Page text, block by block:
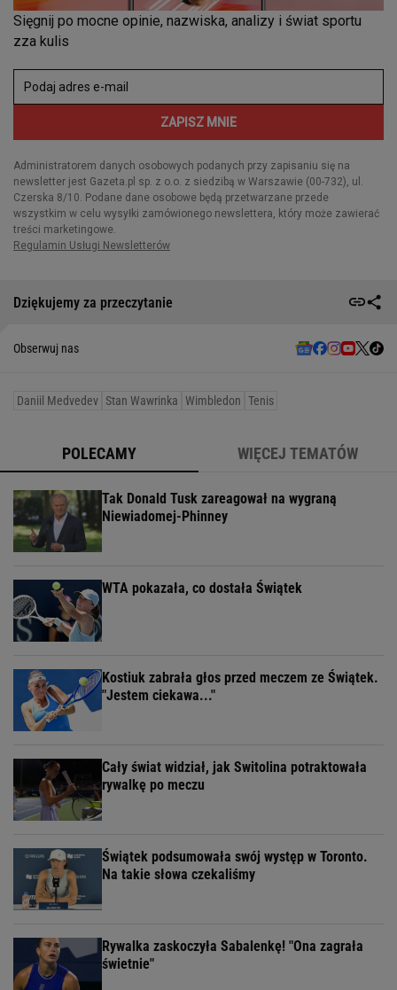
Dziękujemy za przeczytanie
Obserwuj nas
Daniil Medvedev Stan Wawrinka Wimbledon Tenis
POLECAMY WIĘCEJ TEMATÓW
Tak Donald Tusk zareagował na wygraną
Niewiadomej-Phinney
WTA pokazała, co dostała Świątek
Kostiuk zabrała głos przed meczem ze Świątek.
"Jestem ciekawa..."
Cały świat widział, jak Switolina potraktowała
rywalkę po meczu
Świątek podsumowała swój występ w Toronto.
Na takie słowa czekaliśmy
Rywalka zaskoczyła Sabalenkę! "Ona zagrała
świetnie"